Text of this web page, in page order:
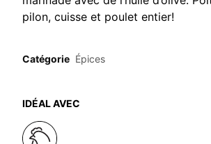
pilon, cuisse et poulet entier!
Catégorie Épices
IDÉAL AVEC